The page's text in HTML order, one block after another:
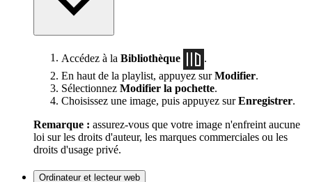
Accédez à la Bibliothèque
En haut de la playlist, appuyez surModifier.
Sélectionnez Modifier la pochette.
Choisissez une image, puis appuyez surEnregistrer.
Remarque : assurez-vous que votre image n'enfreint aucune
loi sur les droits d'auteur, les marques commerciales ou les
droits d'usage privé.
Ordinateur et lecteur web